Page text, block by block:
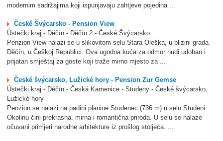
modernim sadržajima koji ispunjavaju zahtjeve pojedina ...
České Švýcarsko - Pension View
Ústečki kraj - Děčín - Děčín 2 - České Švýcarsko
Penzion View nalazi se u slikovitom selu Stara Oleška, u blizini grada
Děčín, u Češkoj Republici. Ova ugodna kuća za odmor nudi udoban i
prijatan smještaj za goste koji traže mirno mjesto za ...
České švýcarsko, Lužické hory - Pension Zur Gemse
Ústečki kraj - Děčín - Česká Kamenice - Studeny - České švýcarsko,
Lužické hory
Penzion se nalazi na padini planine Studenec (736 m) u selu Studeni.
Okolinu čini prekrasna, mirna i romantična priroda. U selu se nalaze
očuvani primjeri narodne arhitekture iz prošlog stoljeća. ...